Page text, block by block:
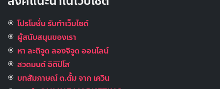
โปรโมชั่น รับทำเว็บไซต์
ผู้สนับสนุนของเรา
หา ละติจูด ลองจิจูด ออนไลน์
สวดมนต์ อิติปิโส
บทสัมภาษณ์ ต.ตั้ม จาก เควิน